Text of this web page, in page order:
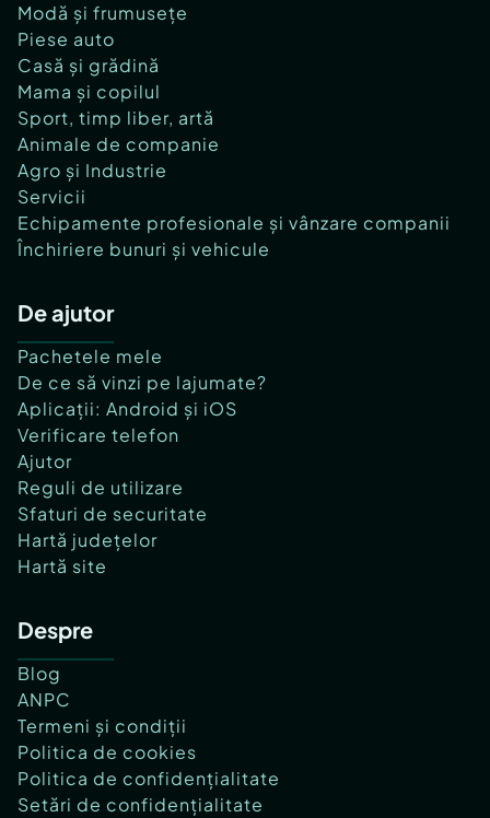
Modă și frumusețe
Piese auto
Casă și grădină
Mama și copilul
Sport, timp liber, artă
Animale de companie
Agro și Industrie
Servicii
Echipamente profesionale și vânzare companii
Închiriere bunuri și vehicule
De ajutor
Pachetele mele
De ce să vinzi pe lajumate?
Aplicații: Android și iOS
Verificare telefon
Ajutor
Reguli de utilizare
Sfaturi de securitate
Hartă județelor
Hartă site
Despre
Blog
ANPC
Termeni și condiții
Politica de cookies
Politica de confidențialitate
Setări de confidențialitate